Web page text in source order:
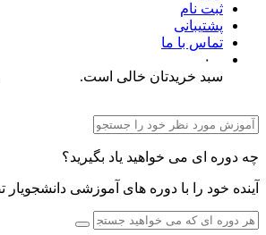
ثبت نام
پشتیبانی
تماس با ما
۰
سبد خریدتان خالی است.
چه دوره ای می خواهید یاد بگیرید؟
آینده خود را با دوره های آموزشی دانشجویار